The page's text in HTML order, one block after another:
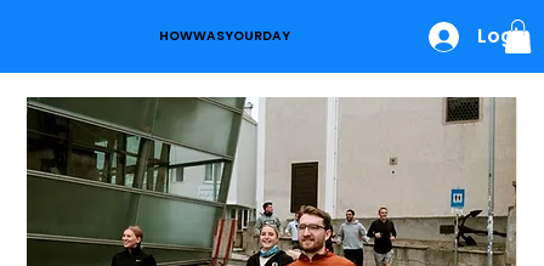
HOWWASYOURDAY Login